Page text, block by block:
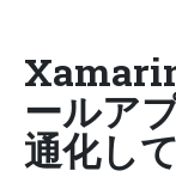
ールア
通化し